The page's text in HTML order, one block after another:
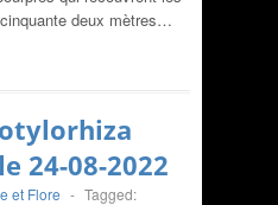
deux mètres…
24-08-2022
et Flore - Tagged: